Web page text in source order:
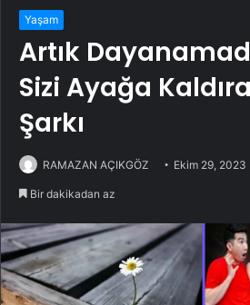
Yaşam
Artık
Sizi Ayağa
Şarkı
RAMAZAN AÇIKGÖZ Ekim 29, 2023
Bir dakikadan az